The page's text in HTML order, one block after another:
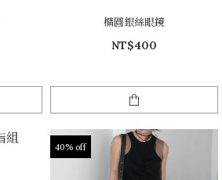
橢圓銀絲眼鏡
NT$400
40% off